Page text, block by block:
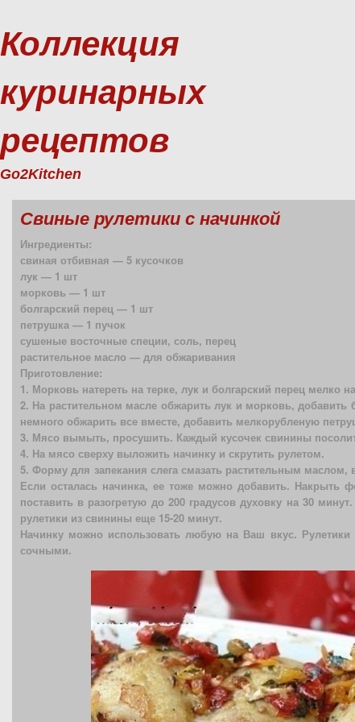
Коллекция
куринарных
рецептов
Go2Kitchen
Свиные рулетики с начинкой
Ингредиенты:
свиная отбивная — 5 кусочков
лук — 1 шт
морковь — 1 шт
болгарский перец — 1 шт
петрушка — 1 пучок
сушеные восточные специи, соль, перец
растительное масло — для обжаривания
Приготовление:
1. Морковь натереть на терке, лук и болгарский перец мелко
2. На растительном масле обжарить лук и морковь, добавить
немного обжарить все вместе, добавить мелкорубленую
3. Мясо вымыть, просушить. Каждый кусочек свинины
4. На мясо сверху выложить начинку и скрутить рулетом.
5. Форму для запекания слега смазать растительным
Если осталась начинка, ее тоже можно добавить. Накрыть
поставить в разогретую до 200 градусов духовку на 30
рулетики из свинины еще 15-20 минут.
Начинку можно использовать любую на Ваш вкус.
сочными.